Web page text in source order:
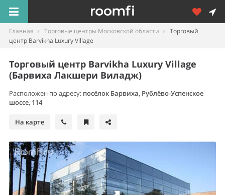
Главная Торговые центры Московской области
Торговый
центр Barvikha Luxury Village
Торговый центр Barvikha Luxury Village
(Барвиха Лакшери Виладж)
Расположен по адресу: посёлок Барвиха, Рублёво-Успенское
шоссе, 114
На карте